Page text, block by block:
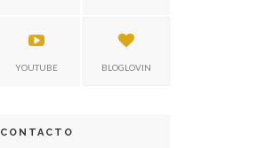
YOUTUBE BLOGLOVIN
CONTACTO